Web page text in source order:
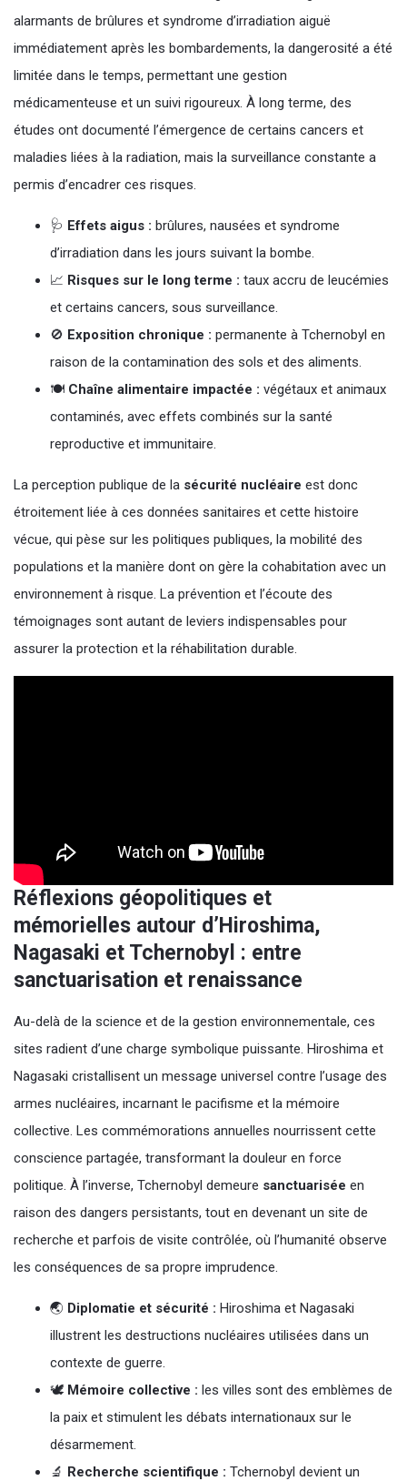
alarmants de brûlures et syndrome d’irradiation aiguë
immédiatement après les bombardements, la dangerosité a été
limitée dans le temps, permettant une gestion
médicamenteuse et un suivi rigoureux. À long terme, des
études ont documenté l’émergence de certains cancers et
maladies liées à la radiation, mais la surveillance constante a
permis d’encadrer ces risques.
🩺 Effets aigus : brûlures, nausées et syndrome
d’irradiation dans les jours suivant la bombe.
📈 Risques sur le long terme : taux accru de leucémies
et certains cancers, sous surveillance.
🚫 Exposition chronique : permanente à Tchernobyl en
raison de la contamination des sols et des aliments.
🍽️ Chaîne alimentaire impactée : végétaux et animaux
contaminés, avec effets combinés sur la santé
reproductive et immunitaire.
La perception publique de la sécurité nucléaire est donc
étroitement liée à ces données sanitaires et cette histoire
vécue, qui pèse sur les politiques publiques, la mobilité des
populations et la manière dont on gère la cohabitation avec un
environnement à risque. La prévention et l’écoute des
témoignages sont autant de leviers indispensables pour
assurer la protection et la réhabilitation durable.
Réflexions géopolitiques et
mémorielles autour d’Hiroshima,
Nagasaki et Tchernobyl : entre
sanctuarisation et renaissance
Au-delà de la science et de la gestion environnementale, ces
sites radient d’une charge symbolique puissante. Hiroshima et
Nagasaki cristallisent un message universel contre l’usage des
armes nucléaires, incarnant le pacifisme et la mémoire
collective. Les commémorations annuelles nourrissent cette
conscience partagée, transformant la douleur en force
politique. À l’inverse, Tchernobyl demeure sanctuarisée en
raison des dangers persistants, tout en devenant un site de
recherche et parfois de visite contrôlée, où l’humanité observe
les conséquences de sa propre imprudence.
🌏 Diplomatie et sécurité : Hiroshima et Nagasaki
illustrent les destructions nucléaires utilisées dans un
contexte de guerre.
🕊️ Mémoire collective : les villes sont des emblèmes de
la paix et stimulent les débats internationaux sur le
désarmement.
🔬 Recherche scientifique : Tchernobyl devient un